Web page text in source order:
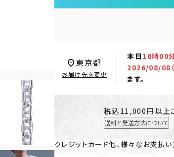
本日 10時00
2026/08/08（
ます。
東京都
お届け先を変更
税込11,000円以上
送料と発送方法について
クレジットカード他、様々なお支払